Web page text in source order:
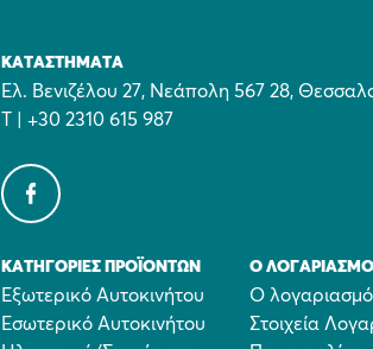
ΚΑΤΑΣΤΉΜΑΤΑ
Ελ. Βενιζέλου 27, Νεάπολη 567 28,
Τ | +30 2310 615 987
ΚΑΤΗΓΟΡΊΕΣ ΠΡΟΪΌΝΤΩΝ
Εξωτερικό Αυτοκινήτου
Εσωτερικό Αυτοκινήτου
Ο
Ο
Στοιχεία